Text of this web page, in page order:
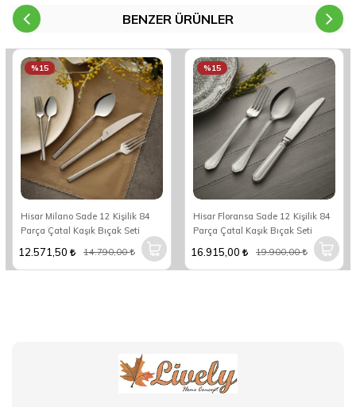
BENZER ÜRÜNLER
Hisar Milano Sade 12 Kişilik 84
Parça Çatal Kaşık Bıçak Seti
%15
12.571,50 14.790,00
Hisar Floransa Sade 12 Kişilik 84
Parça Çatal Kaşık Bıçak Seti
%15
16.915,00 19.900,00